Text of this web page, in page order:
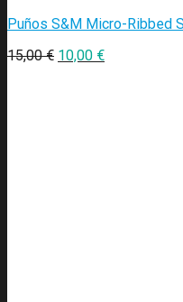
Puños S&M Micro-Ribbed
15,00€ 10,00 €